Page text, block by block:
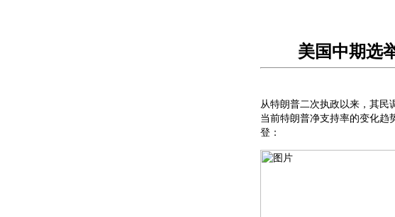
美国中期选
从特朗普二次执政以来，其民
当前特朗普净支持率的变化趋
登：